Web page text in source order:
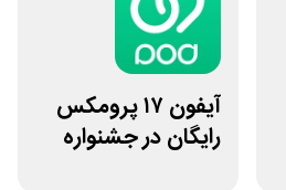
آیفون ۱۷ پرومکس
رایگان در جشنواره